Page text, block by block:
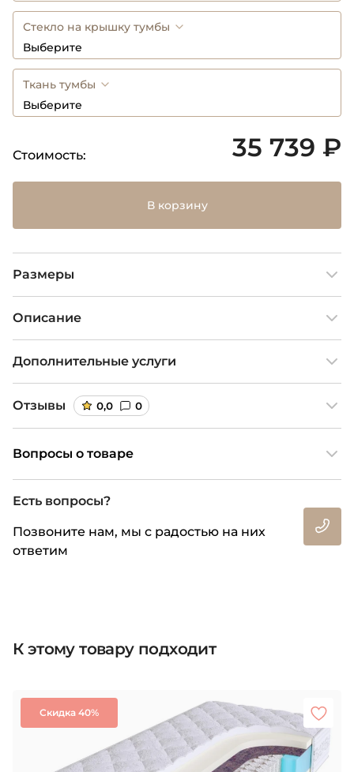
Стекло на крышку тумбы
Выберите
Ткань тумбы
Выберите
Стоимость: 35 739 ₽
В корзину
Размеры
Описание
Дополнительные услуги
Отзывы 0,0 0
Вопросы о товаре
Есть вопросы?
Позвоните нам, мы с радостью на них
ответим
К этому товару подходит
Скидка 40%